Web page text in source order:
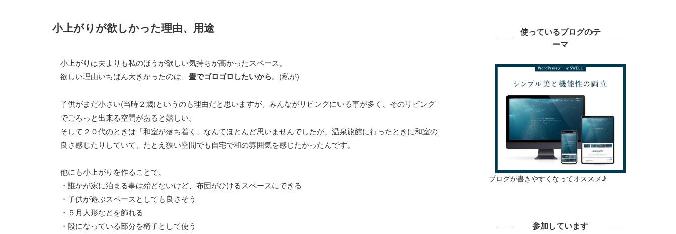
小上がりが欲しかった理由、用途
小上がりは夫よりも私のほうが欲しい気持ちが高かったスペース。
欲しい理由いちばん大きかったのは、 畳でゴロゴロしたいから。(私が)
子供がまだ小さい(当時２歳)というのも理由だと思いますが、みんながリビングにいる事が多く、そのリビング
でごろっと出来る空間があると嬉しい。
そして２０代のときは「和室が落ち着く」なんてほとんど思いませんでしたが、温泉旅館に行ったときに和室の
良さ感じたりしていて、たとえ狭い空間でも自宅で和の雰囲気を感じたかったんです。
他にも小上がりを作ることで、
・誰かが家に泊まる事は殆どないけど、布団がひけるスペースにできる
・子供が遊ぶスペースとしても良さそう
・５月人形などを飾れる
・段になっている部分を椅子として使う
使っているブログのテ
ーマ
ブログが書きやすくなってオススメ♪
参加しています